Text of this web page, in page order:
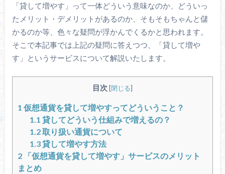
「貸して増やす」って一体どういう意味なのか、どういっ
たメリット・デメリットがあるのか、そもそもちゃんと儲
かるのか等、色々な疑問が浮かんでくるかと思われます。
そこで本記事では上記の疑問に答えつつ、「貸して増や
す」というサービスについて解説いたします。
目次 [閉じる]
1 仮想通貨を貸して増やすってどういうこと？
1.1 貸してどういう仕組みで増えるの？
1.2取り扱い通貨について
1.3貸して増やす方法
2「仮想通貨を貸して増やす」サービスのメリット
まとめ